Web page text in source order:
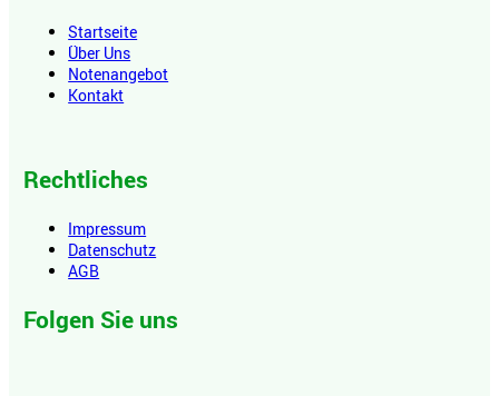
Startseite
Über Uns
Notenangebot
Kontakt
Rechtliches
Impressum
Datenschutz
AGB
Folgen Sie uns